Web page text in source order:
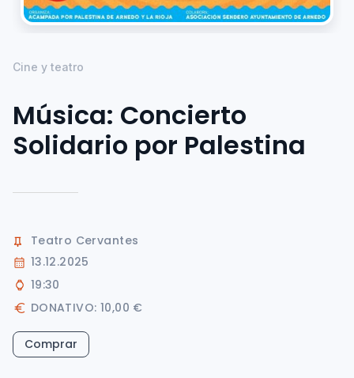
Cine y teatro
Música: Concierto
Solidario por Palestina
Teatro Cervantes
13.12.2025
19:30
DONATIVO: 10,00 €
Comprar